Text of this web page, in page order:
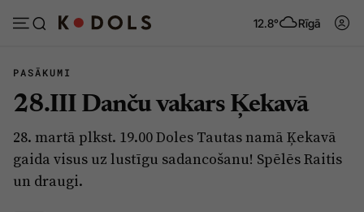
12.8° Rīgā
Ziņas Tēmas
PASĀKUMI
28.III Danču vakars Ķekavā
28. martā plkst. 19.00 Doles Tautas namā Ķekavā
gaida visus uz lustīgu sadancošanu! Spēlēs Raitis
un draugi.